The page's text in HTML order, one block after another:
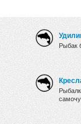
Рыбак